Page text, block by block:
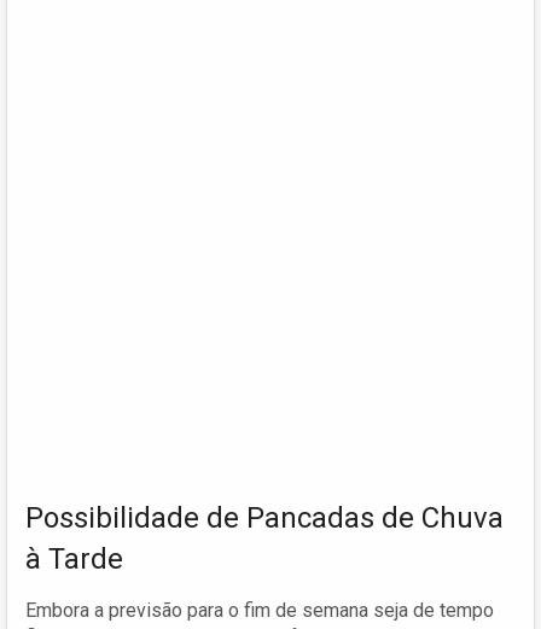
Possibilidade de Pancadas de Chuva
à Tarde
Embora a previsão para o fim de semana seja de tempo